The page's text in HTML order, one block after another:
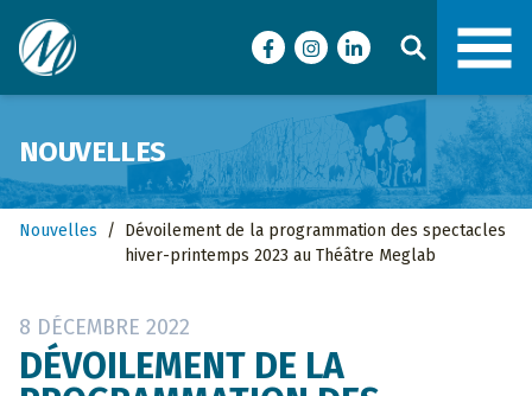
Ville de Malartic
FacebookInstagramLinkedIn
NOUVELLES
Nouvelles / Dévoilement de la programmation des spectacles
hiver-printemps 2023 au Théâtre Meglab
8 DÉCEMBRE 2022
DÉVOILEMENT DE LA